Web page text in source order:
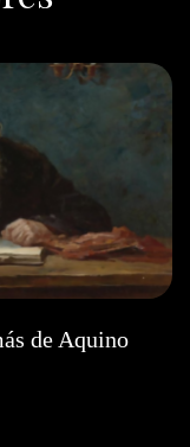
de Aquino